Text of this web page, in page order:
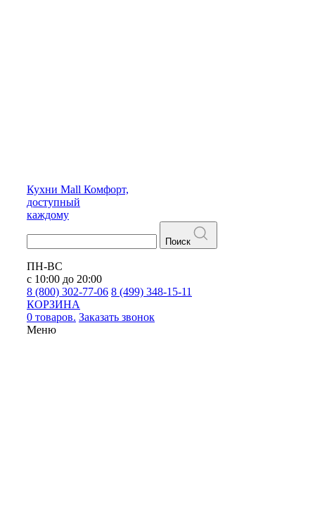
Кухни Mall Комфорт,
доступный
каждому
Поиск
ПН-ВС
с 10:00 до 20:00
8 (800) 302-77-06 8 (499) 348-15-11
КОРЗИНА
0 товаров. Заказать звонок
Меню